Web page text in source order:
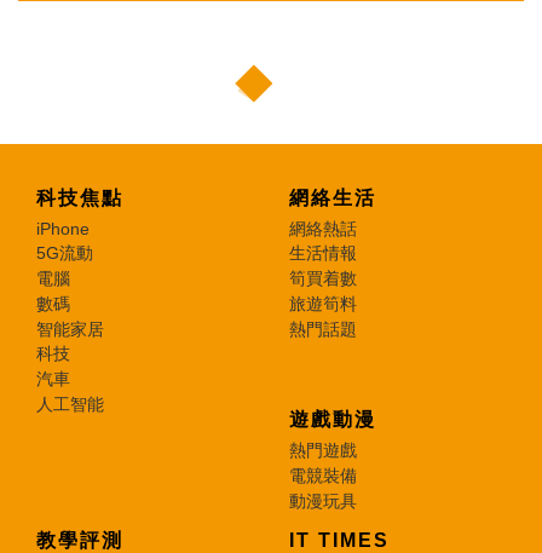
科技焦點
iPhone
5G流動
電腦
數碼
智能家居
科技
汽車
人工智能
網絡生活
網絡熱話
生活情報
筍買着數
旅遊筍料
熱門話題
遊戲動漫
熱門遊戲
電競裝備
動漫玩具
教學評測 IT TIMES